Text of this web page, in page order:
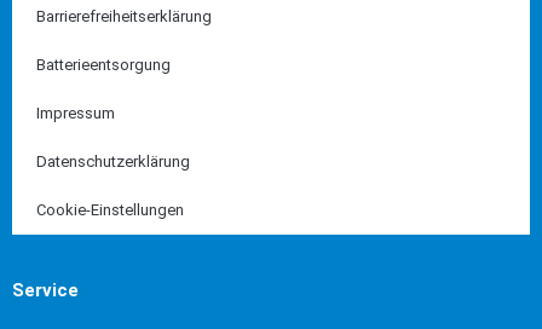
Barrierefreiheitserklärung
Batterieentsorgung
Impressum
Datenschutzerklärung
Cookie-Einstellungen
Service